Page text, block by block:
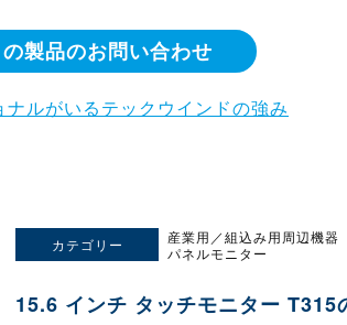
の製品のお問い合わせ
ナルがいるテックウインドの強み
カテゴリー 産業用／組込み用周辺機器
パネルモニター
15.6 インチ タッチモニター T315